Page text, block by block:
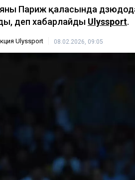
Париж қаласында
деп хабарлайды Ulyssport.
Ulyssport 08.02.2026, 09:05